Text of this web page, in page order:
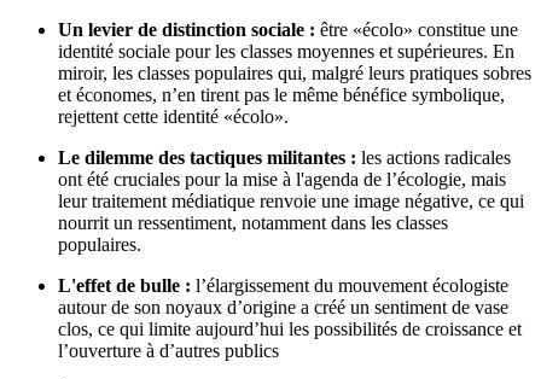
Un levier de distinction sociale : être «écolo» constitue une
identité sociale pour les classes moyennes et supérieures. En
miroir, les classes populaires qui, malgré leurs pratiques sobres
et économes, n’en tirent pas le même bénéfice symbolique,
rejettent cette identité «écolo».
Le dilemme des tactiques militantes : les actions radicales
ont été cruciales pour la mise à l'agenda de l’écologie, mais
leur traitement médiatique renvoie une image négative, ce qui
nourrit un ressentiment, notamment dans les classes
populaires.
L'effet de bulle : l’élargissement du mouvement écologiste
autour de son noyaux d’origine a créé un sentiment de vase
clos, ce qui limite aujourd’hui les possibilités de croissance et
l’ouverture à d’autres publics